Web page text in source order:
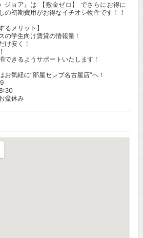
ジョア』は 【敷金ゼロ】 でさらにお得に
の初期費用がお得なイチオシ物件です！！
るメリット】
の学生向け賃貸の情報量！
け安く！
できるようサポートいたします！
お気軽に”部屋セレブ名古屋店”へ！
盆休み